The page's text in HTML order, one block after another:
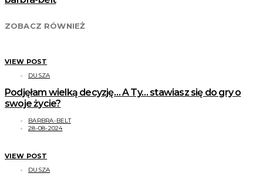
ZOBACZ RÓWNIEŻ
VIEW POST
DUSZA
Podjęłam wielką decyzję… A Ty… stawiasz się do gry o
swoje życie?
BARBRA-BELT
28-08-2024
VIEW POST
DUSZA